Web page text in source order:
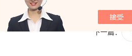
下一篇：